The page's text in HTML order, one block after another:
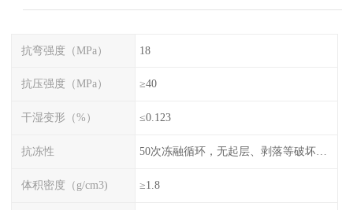
抗弯强度（MPa） 18
抗压强度（MPa） ≥40
干湿变形（%） ≤0.123
抗冻性 50次冻融循环，无起层、剥落等破坏现象
体积密度（g/cm3) ≥1.8